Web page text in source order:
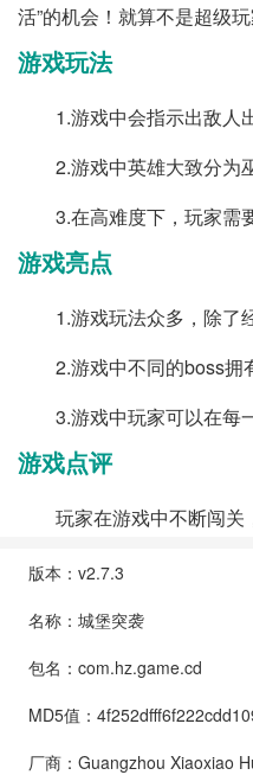
活”的机会！就算不是超级
游戏玩法
1.游戏中会指示出敌人
2.游戏中英雄大致分为
3.在高难度下，玩家需
游戏亮点
1.游戏玩法众多，除了
2.游戏中不同的boss拥
3.游戏中玩家可以在每
游戏点评
玩家在游戏中不断闯关
版本：v2.7.3
名称：城堡突袭
包名：com.hz.game.cd
MD5值：
厂商：Guangzhou Xiaoxiao